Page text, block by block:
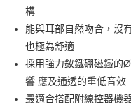
構
能與耳部自然吻合，沒
也極為舒適
採用強力釹鐵硼磁鐵的
響 應及通透的重低音效
最適合搭配附線控器機